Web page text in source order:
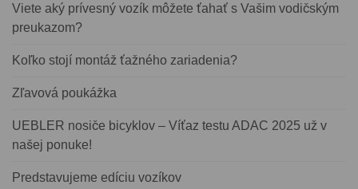
Viete aký prívesný vozík môžete ťahať s Vašim vodičským
preukazom?
Koľko stojí montáž ťažného zariadenia?
Zľavová poukážka
UEBLER nosiče bicyklov – Víťaz testu ADAC 2025 už v
našej ponuke!
Predstavujeme edíciu vozíkov